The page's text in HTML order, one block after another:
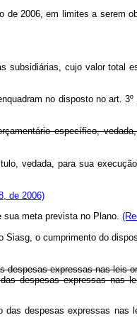
2006, em limites a serem
subsidiárias, cujo valor total
no disposto no art.
específico,
vedada, para sua
de 2006)
sua meta prevista no Plano.
Siasg, o cumprimento do
expressas nas leis
despesas expressas nas
despesas expressas nas